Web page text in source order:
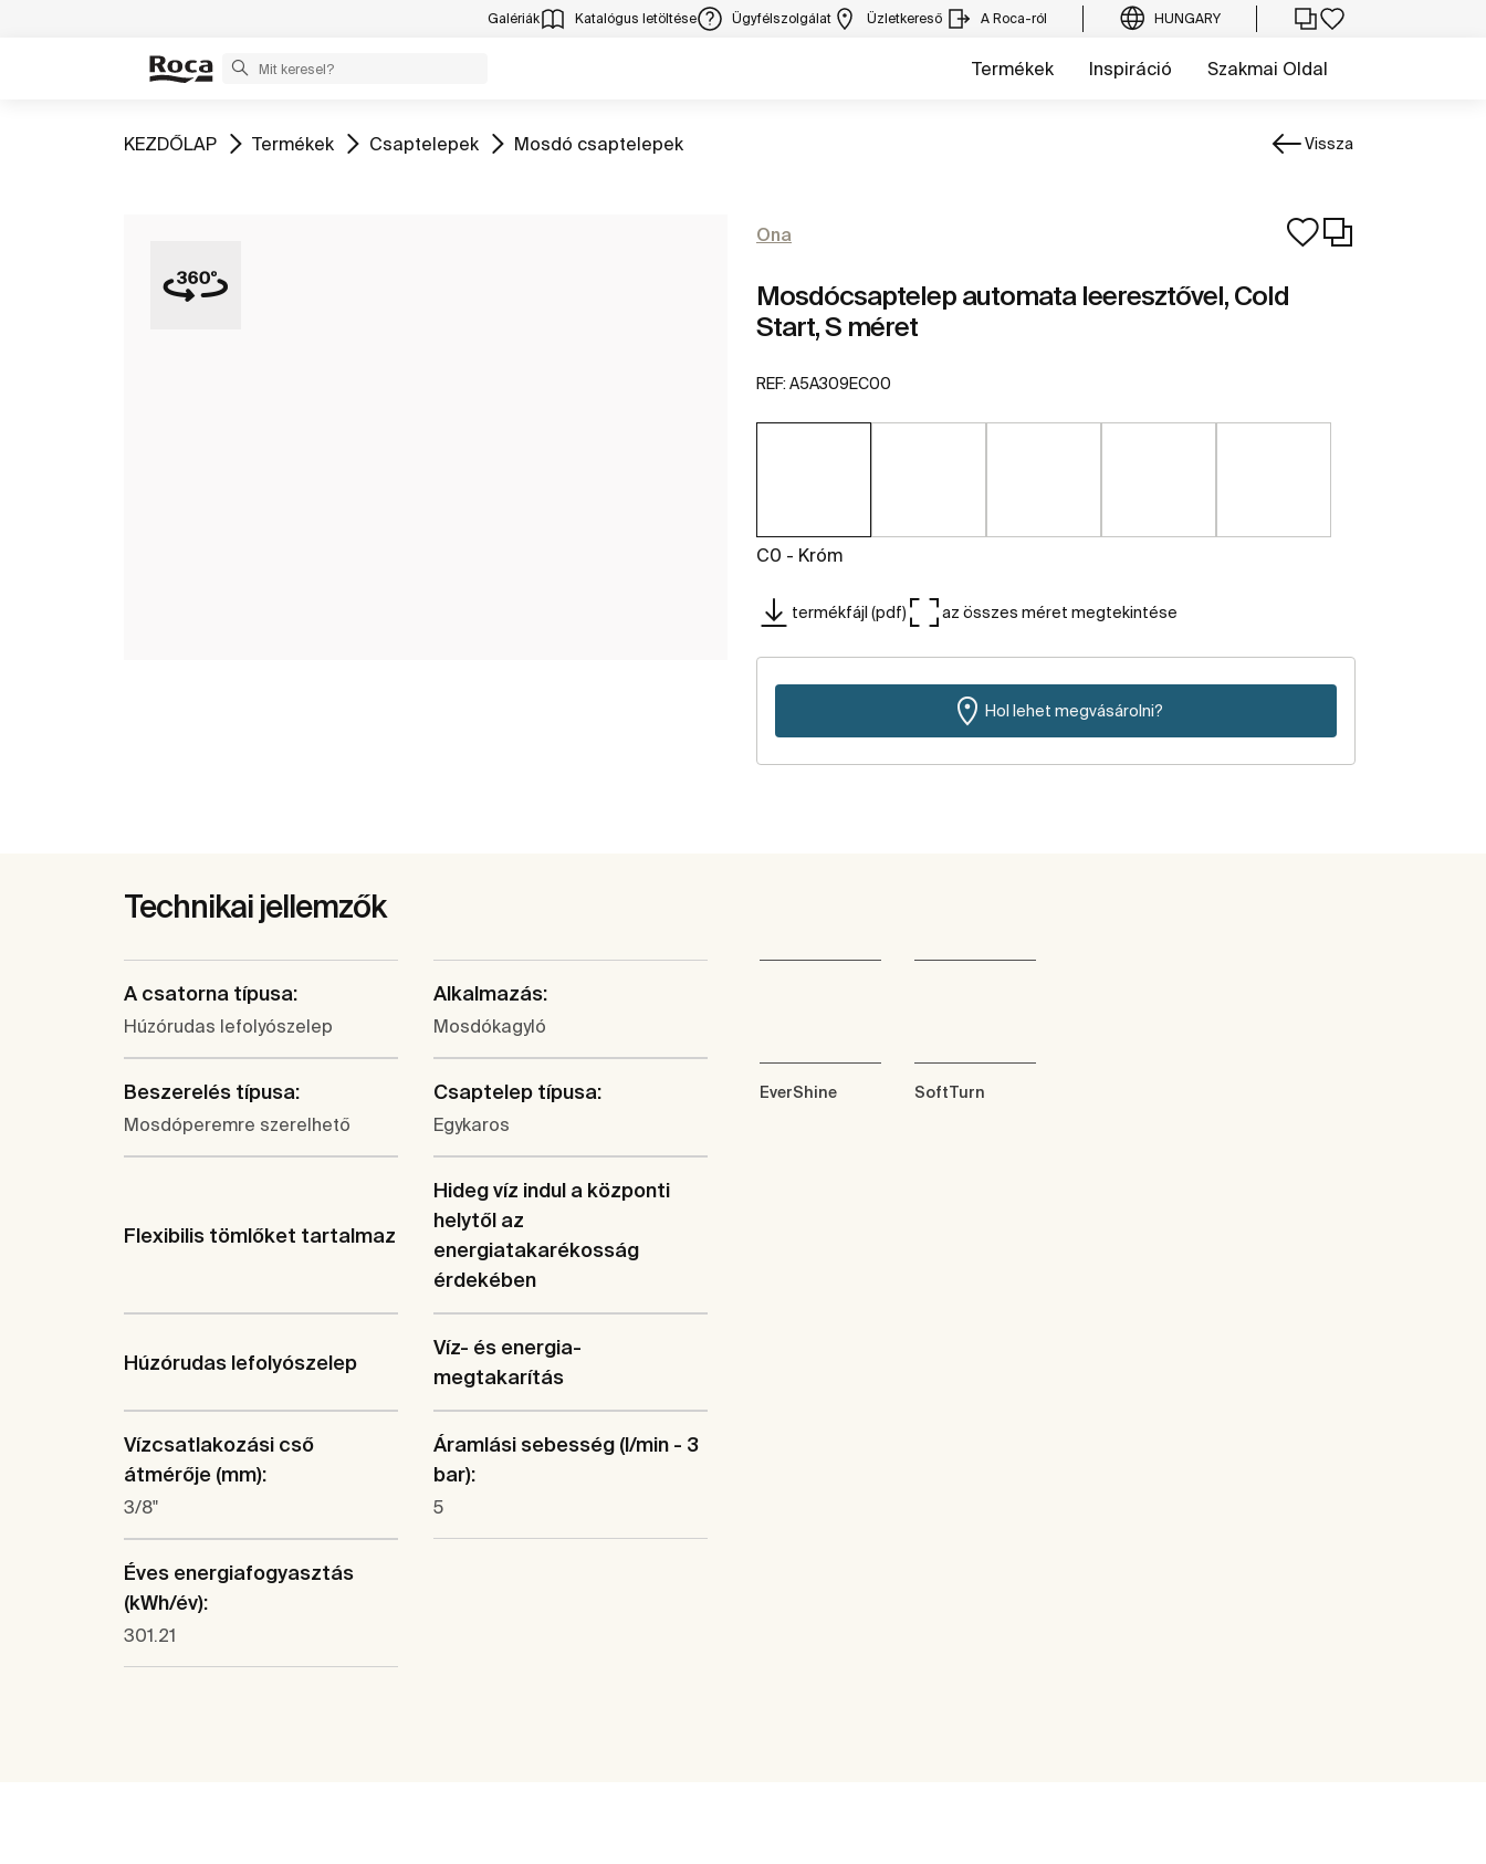
Galériák Katalógus letöltése Ügyfélszolgálat Üzletkereső A Roca-ról HUNGARY
Termékek Inspiráció Szakmai Oldal
Ugrás
KEZDŐLAP Ugrás
Termékek Ugrás
Csaptelepek Ugrás
Mosdó csaptelepek Vissza
Ona
Mosdócsaptelep automata leeresztővel, Cold
Start, S méret
REF: A5A309EC00
C0 - Króm
termékfájl (pdf) az összes méret megtekintése
Hol lehet megvásárolni?
Technikai jellemzők
A csatorna típusa:
Húzórudas lefolyószelep
Alkalmazás:
Mosdókagyló
Beszerelés típusa:
Mosdóperemre szerelhető
Csaptelep típusa:
Egykaros
Flexibilis tömlőket tartalmaz
Hideg víz indul a központi
helytől az
energiatakarékosság
érdekében
Húzórudas lefolyószelep
Víz- és energia-
megtakarítás
Vízcsatlakozási cső
átmérője (mm):
3/8"
Áramlási sebesség (l/min - 3
bar):
5
Éves energiafogyasztás
(kWh/év):
301.21
EverShine SoftTurn